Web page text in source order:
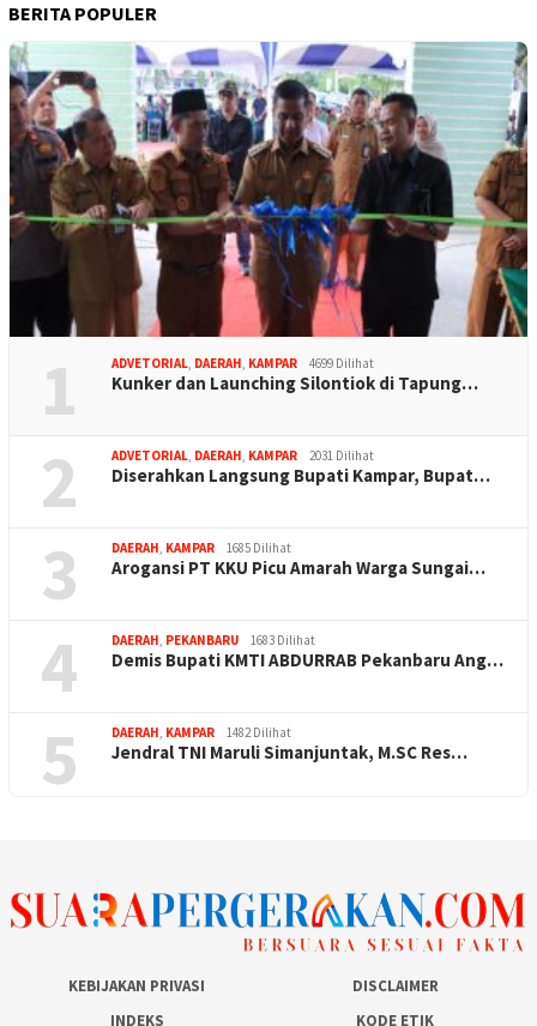
BERITA POPULER
1 ADVETORIAL, DAERAH, KAMPAR 4699 Dilihat
Kunker dan Launching Silontiok di Tapung…
2 ADVETORIAL, DAERAH, KAMPAR 2031 Dilihat
Diserahkan Langsung Bupati Kampar, Bupat…
3 DAERAH, KAMPAR 1685 Dilihat
Arogansi PT KKU Picu Amarah Warga Sungai…
4 DAERAH, PEKANBARU 1683 Dilihat
Demis Bupati KMTI ABDURRAB Pekanbaru Ang…
5 DAERAH, KAMPAR 1482 Dilihat
Jendral TNI Maruli Simanjuntak, M.SC Res…
KEBIJAKAN PRIVASI
DISCLAIMER
INDEKS
KODE ETIK